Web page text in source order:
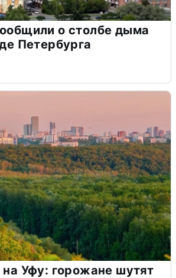
о столбе дыма
Петербурга
Уфу: горожане шутят